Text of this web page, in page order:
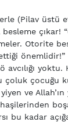
(Pilav üstü
çıkar!
Otorite
önemlidir!”
çoluk çocuğu
ve
bu kadar